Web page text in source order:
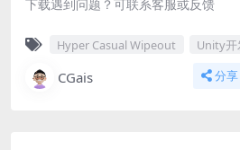
下载遇到问题？可联系客服或反馈
Hyper Casual Wipeout Unity开
CGais 分享